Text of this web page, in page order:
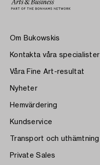
Om Bukowskis
Kontakta våra specialister
Våra Fine Art-resultat
Nyheter
Hemvärdering
Kundservice
Transport och uthämtning
Private Sales